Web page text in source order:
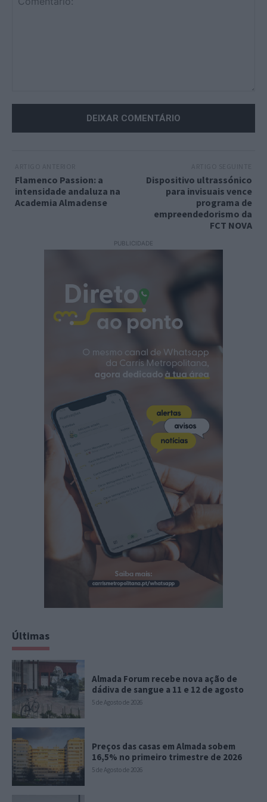
Flamenco Passion: a
intensidade andaluza na
Academia Almadense
Dispositivo ultrassónico
para invisuais vence
programa de
empreendedorismo da
FCT NOVA
PUBLICIDADE
Últimas
Almada Forum recebe nova ação de
dádiva de sangue a 11 e 12 de agosto
5 de Agosto de 2026
Preços das casas em Almada sobem
16,5% no primeiro trimestre de 2026
5 de Agosto de 2026